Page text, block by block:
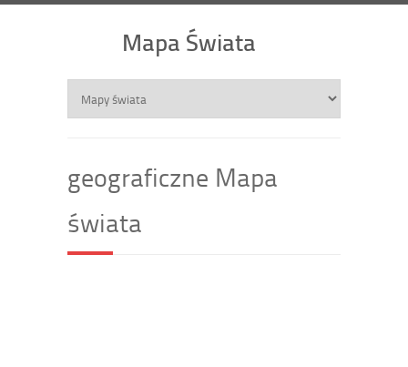
Mapa Świata
geograficzne Mapa
świata